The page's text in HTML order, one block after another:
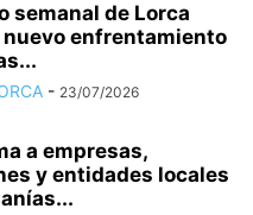
semanal de Lorca
enfrentamiento
- 23/07/2026
a empresas,
y entidades locales